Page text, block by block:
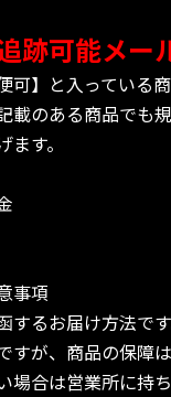
跡可能メー
】と入っている
載のある商品でも
す。
事項
するお届け方法です
が、商品の保障は
合は営業所に持ち